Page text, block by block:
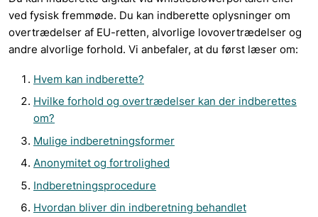
ved fysisk fremmøde. Du kan indberette oplysninger om
overtrædelser af EU-retten, alvorlige lovovertrædelser og
andre alvorlige forhold. Vi anbefaler, at du først læser om:
Hvem kan indberette?
Hvilke forhold og overtrædelser kan der indberettes
om?
Mulige indberetningsformer
Anonymitet og fortrolighed
Indberetningsprocedure
Hvordan bliver din indberetning behandlet